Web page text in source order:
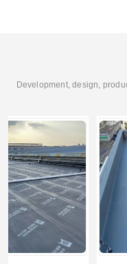
Development, design,